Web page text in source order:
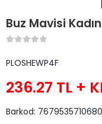
Buz Mavisi
PLOSHEWP4F
236.27 TL +
Barkod: 7679535710680